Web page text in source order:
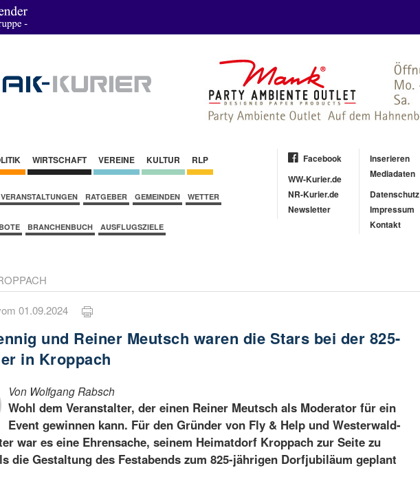
WIRTSCHAFT VEREINE KULTUR RLP
VERANSTALTUNGEN RATGEBER GEMEINDEN WETTER
BRANCHENBUCH AUSFLUGSZIELE
Facebook
WW-Kurier.de
NR-Kurier.de
Newsletter
Inserieren
Mediadaten
Datenschutz
Impressum
Kontakt
01.09.2024
und Reiner Meutsch waren die Stars bei der 825-
in Kroppach
Von Wolfgang Rabsch
Wohl dem Veranstalter, der einen Reiner Meutsch als Moderator für ein
Event gewinnen kann. Für den Gründer von Fly & Help und Westerwald-
war es eine Ehrensache, seinem Heimatdorf Kroppach zur Seite zu
die Gestaltung des Festabends zum 825-jährigen Dorfjubiläum geplant